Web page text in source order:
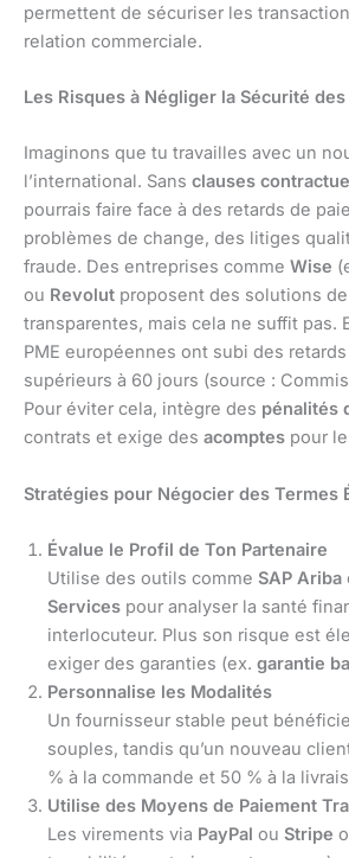
permettent de sécuriser les
relation commerciale.
Les Risques à Négliger la Sécurité
Imaginons que tu travailles avec un
l’international. Sans clauses
pourrais faire face à des retards de
problèmes de change, des litiges
fraude. Des entreprises comme Wise
ou Revolut proposent des solutions
transparentes, mais cela ne suffit pas.
PME européennes ont subi des
supérieurs à 60 jours (source :
Pour éviter cela, intègre des pénalités
contrats et exige des acomptes pour
Stratégies pour Négocier des Termes
Évalue le Profil de Ton Partenaire
Utilise des outils comme SAP Ariba
Services pour analyser la santé
interlocuteur. Plus son risque est
exiger des garanties (ex. garantie
Personnalise les Modalités
Un fournisseur stable peut
souples, tandis qu’un nouveau
% à la commande et 50 % à la
Utilise des Moyens de Paiement
Les virements via PayPal ou Stripe